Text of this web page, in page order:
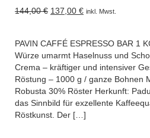
144,00€ 137,00 € inkl. Mwst.
PAVIN CAFFÉ ESPRESSO BAR 1
Würze umarmt Haselnuss und
Crema – kräftiger und intensiver
Röstung – 1000 g / ganze Bohnen
Robusta 30% Röster Herkunft:
das Sinnbild für exzellente
Röstkunst. Der […]